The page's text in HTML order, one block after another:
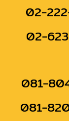
02-
02-
081-
081-